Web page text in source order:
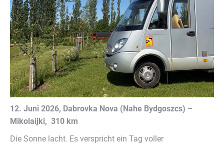
12. Juni 2026, Dabrovka Nova (Nahe Bydgoszcs) –
Mikolaijki, 310 km
Die Sonne lacht. Es verspricht ein Tag voller